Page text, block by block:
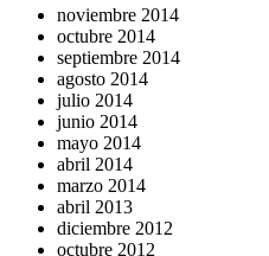
noviembre 2014
octubre 2014
septiembre 2014
agosto 2014
julio 2014
junio 2014
mayo 2014
abril 2014
marzo 2014
abril 2013
diciembre 2012
octubre 2012